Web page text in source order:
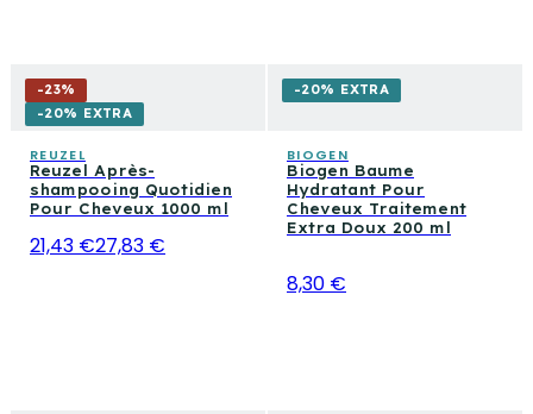
-23%
-20% EXTRA
REUZEL
Reuzel Après-
shampooing Quotidien
Pour Cheveux 1000 ml
21,43 €27,83 €
-20% EXTRA
BIOGEN
Biogen Baume
Hydratant Pour
Cheveux Traitement
Extra Doux 200 ml
8,30 €